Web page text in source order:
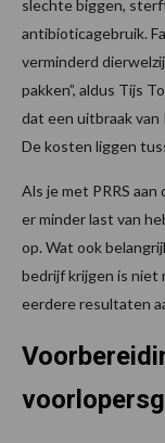
slechte biggen,
antibioticagebruik.
verminderd
pakken”, aldus Tijs
dat een uitbraak van
De kosten liggen
Als je met PRRS
er minder last van
op. Wat ook
bedrijf krijgen is niet
eerdere resultaten